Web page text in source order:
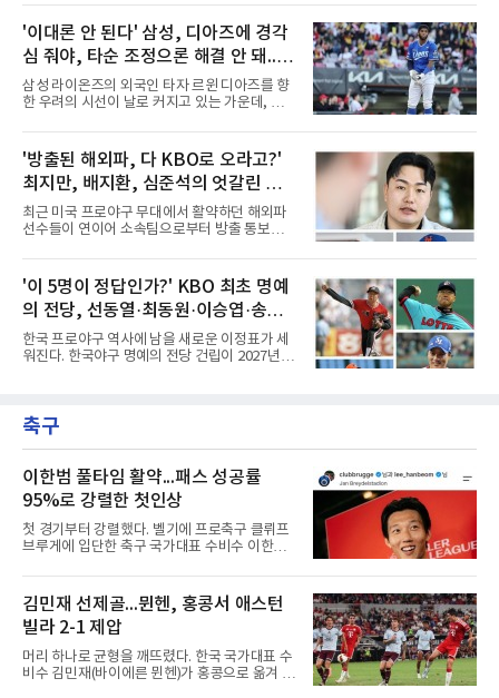
그를 지배했고, 와이스 역시 16승을 올리며 그에
못지않은 에이스급 투구로 팀
역부족이라는 지적이 현장 안팎에서 끊이지 않
고 제기되고 있다. 카라스코가 KBO리그 데뷔 무
대에서부터 7이닝을 완벽하게 틀어막으며 통산
112승 투수의 명성을 입증해 보이기는 했으나,
2연패에 대한 거센 압박을 견뎌내기에는 아직
채워야 할 조각들이 너무나도 많다는 분석이다.
염경엽 감독은 이러한 현실을 누구보다 뼈저리
시즌 후반기에 발생할 수 있는 변수들을 통제하
기 위해서는 단순한 베테랑의 합
'이대론 안 된다' 삼성, 디아즈에 경각
심 줘야, 타순 조정으론 해결 안 돼...벤
치 대기 등 채찍 들어야
삼성 라이온즈의 외국인 타자 르윈 디아즈를 향
한 우려의 시선이 날로 커지고 있는 가운데, 지
현실을 직시해야 할 때라는 목소리가 거세다. 그
동안 벤치는 디아즈의 이름값과 과거의 활약상
을 믿으며 지루한 기다림을 이어왔지만, 이제는
그러한 보수적이고 안일한 태도가 팀의 발목을
잡는 독으로 작용하고 있다는 지적이다.시즌 중
반을 넘어 종착지를 향해 달리는 시점에서 외국
인 타자의 부진은 단순한 개인의 슬럼프를 넘어
디아즈가 보여주는 경기 내용이 너무나 실망스
럽다. 승부처마다 터져 나
'방출된 해외파, 다 KBO로 오라고?'
최지만, 배지환, 심준석의 엇갈린 거
취와 현실
최근 미국 프로야구 무대에서 활약하던 해외파
선수들이 연이어 소속팀으로부터 방출 통보를
메이저리그와 마이너리그를 오가며 도전을 이어
가던 이들의 잇단 이탈은 자연스럽게 '이들이 과
연 KBO리그로 유턴할 것인가'라는 뜨거운 화두
로 이어졌다. 일각에서는 당연하다는 듯 국내 복
귀를 점치고 있지만, 막상 뚜껑을 열어보면 세
선수가 마주한 현실과 향후 행보는 판이하게 갈
린다. 선수 개인의 확고한 소신과 야구계의 엄격
이다. 오랜 기간 메이저리그에서 산전수전을 겪
은 최지만은 해외파 복귀 규
'이 5명이 정답인가?' KBO 최초 명예
의 전당, 선동열·최동원·이승엽·송진
우·김응용을 둘러싼 논쟁
한국 프로야구 역사에 남을 새로운 이정표가 세
워진다. 한국야구 명예의 전당 건립이 2027년으
거론되는 후보군은 선동열, 최동원, 이승엽, 송
진우, 그리고 김응용 감독이다. 한국 야구의 시
있는 이름들이다.선동열은 한국 야구가 배출한
최고의 투수로 평가받는다. 해태 시절 통산 146
승과 평균자책점 1.20이라는 압도적인 기록을
남겼고, 1980년대 후반 리그를 지배했다. 일본
프로야구에서도 성공하며 한국 선수의 해외 진
출 가능성을 보여준 상징적인 존
축구
이한범 풀타임 활약...패스 성공률
95%로 강렬한 첫인상
첫 경기부터 강렬했다. 벨기에 프로축구 클뤼프
브루게에 입단한 축구 국가대표 수비수 이한범
뽑혔다.이한범은 8일(한국시간) 벨기에 브뤼헤
의 얀 브레이덜 스타디온에서 열린 코르트레이
크와의 2026-2027 벨기에 주필러리그 1라운드
홈 경기에 선발로 나서 경기 종료까지 뛰었다.출
발 자체가 빨랐다. 2026 북중미 월드컵에서 한국
의 조별리그 3경기를 모두 풀타임으로 소화하며
대표팀 중앙 수비의 주축으로 자리 잡은 그는 덴
김민재 선제골...뮌헨, 홍콩서 애스턴
빌라 2-1 제압
머리 하나로 균형을 깨뜨렸다. 한국 국가대표 수
비수 김민재(바이에른 뮌헨)가 홍콩으로 옮겨 열